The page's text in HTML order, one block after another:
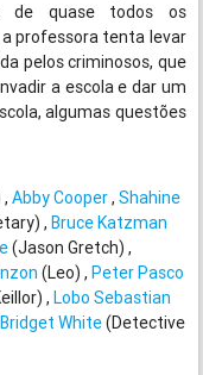
de quase todos os
professora tenta levar
pelos criminosos, que
a escola e dar um
algumas questões
Abby Cooper Shahine
Bruce Katzman
(Jason Gretch)
(Leo) Peter Pasco
Lobo Sebastian
Bridget White(Detective